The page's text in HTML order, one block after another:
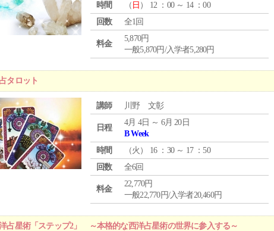
時間
（ 日 ） 12 ：00 ～ 14 ：00
回数
全1回
料金
5,870円
一般5,870円/入学者5,280円
タロット
講師 川野 文彰
日程
4月 4日 ～ 6月 20日
B Week
時間
（火 ） 16 ：30 ～ 17 ：50
回数
全6回
料金
22,770円
一般22,770円/入学者20,460円
占星術「ステップ2」 ～本格的な西洋占星術の世界に参入する～